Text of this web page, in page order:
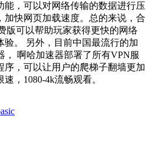
能，可以对网络传输的数据进行压
加快网页加载速度。总的来说，合
版可以帮助玩家获得更快的网络
验。 另外，目前中国最流行的加
， 啊哈加速器部署了所有VPN服
序，可以让用户的爬梯子翻墙更加
，1080-4k流畅观看。